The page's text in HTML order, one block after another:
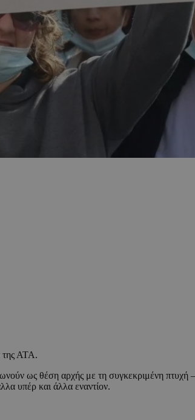
της ΑΤΑ.
ως θέση αρχής με τη συγκεκριμένη πτυχή
υπέρ και άλλα εναντίον.